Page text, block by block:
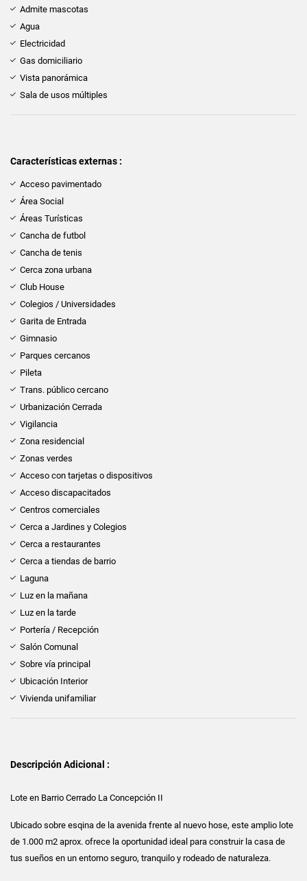
Admite mascotas
Agua
Electricidad
Gas domiciliario
Vista panorámica
Sala de usos múltiples
Características externas :
Acceso pavimentado
Área Social
Áreas Turísticas
Cancha de futbol
Cancha de tenis
Cerca zona urbana
Club House
Colegios / Universidades
Garita de Entrada
Gimnasio
Parques cercanos
Pileta
Trans. público cercano
Urbanización Cerrada
Vigilancia
Zona residencial
Zonas verdes
Acceso con tarjetas o dispositivos
Acceso discapacitados
Centros comerciales
Cerca a Jardines y Colegios
Cerca a restaurantes
Cerca a tiendas de barrio
Laguna
Luz en la mañana
Luz en la tarde
Portería / Recepción
Salón Comunal
Sobre vía principal
Ubicación Interior
Vivienda unifamiliar
Descripción Adicional :
Lote en Barrio Cerrado La Concepción II
Ubicado sobre esqina de la avenida frente al nuevo hose, este amplio lote
de 1.000 m2 aprox. ofrece la oportunidad ideal para construir la casa de
tus sueños en un entorno seguro, tranquilo y rodeado de naturaleza.